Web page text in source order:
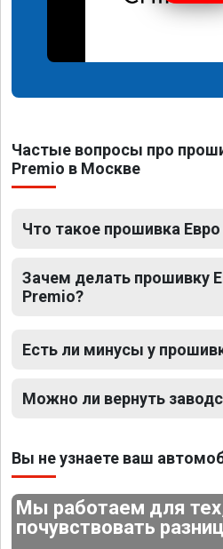
Частые вопросы про
Premio в Москве
Что такое прошивка Евро
Зачем делать прошивку
Premio?
Есть ли минусы у
Можно ли вернуть
Вы не узнаете ваш
Мы работаем для
почувствовать